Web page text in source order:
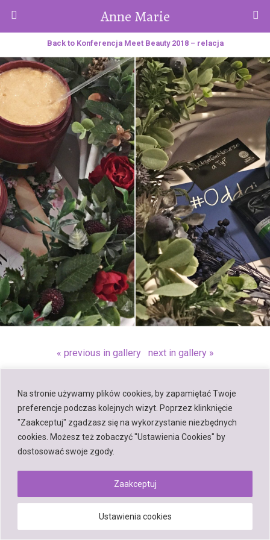
Na stronie używamy plików cookies, by zapamiętać Twoje
preferencje podczas kolejnych wizyt. Poprzez klinknięcie
"Zaakceptuj" zgadzasz się na wykorzystanie niezbędnych
cookies. Możesz też zobaczyć "Ustawienia Cookies" by
dostosować swoje zgody.
Ustawienia cookies
Zaakceptuj
Anne Marie
Back to Konferencja Meet Beauty 2018 – relacja
« previous in gallery next in gallery »
Back to top
Mobile Desktop
Powered by
WPtouch Mobile Suite for WordPress